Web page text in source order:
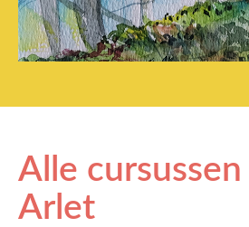
Alle cursussen
Arlet